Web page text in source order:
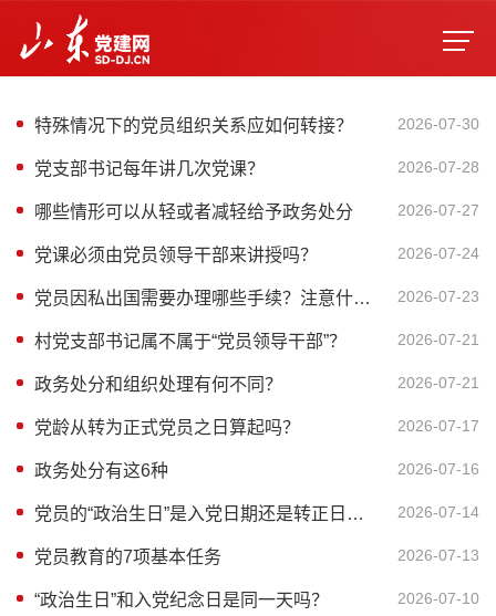
特殊情况下的党员组织关系应如何转接？ 2026-07-30
党支部书记每年讲几次党课？ 2026-07-28
哪些情形可以从轻或者减轻给予政务处分 2026-07-27
党课必须由党员领导干部来讲授吗？ 2026-07-24
党员因私出国需要办理哪些手续？注意什么？ 2026-07-23
村党支部书记属不属于“党员领导干部”？ 2026-07-21
政务处分和组织处理有何不同？ 2026-07-21
党龄从转为正式党员之日算起吗？ 2026-07-17
政务处分有这6种 2026-07-16
党员的“政治生日”是入党日期还是转正日期？ 2026-07-14
党员教育的7项基本任务 2026-07-13
“政治生日”和入党纪念日是同一天吗？ 2026-07-10